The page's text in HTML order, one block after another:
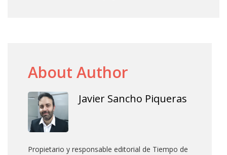
About Author
Javier Sancho Piqueras
Propietario y responsable editorial de Tiempo de